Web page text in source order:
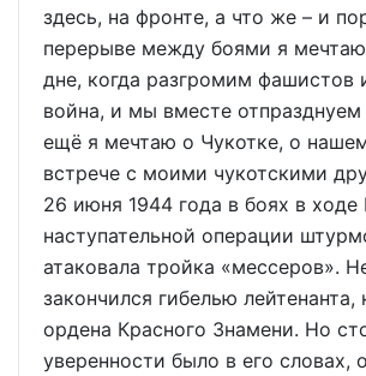
здесь, на фронте, а что же – и
перерыве между боями я
дне, когда разгромим фашистов
война, и мы вместе отпразднуем
ещё я мечтаю о Чукотке, о
встрече с моими чукотскими
26 июня 1944 года в боях в ходе
наступательной операции
атаковала тройка «мессеров».
закончился гибелью лейтенанта,
ордена Красного Знамени. Но
уверенности было в его словах,